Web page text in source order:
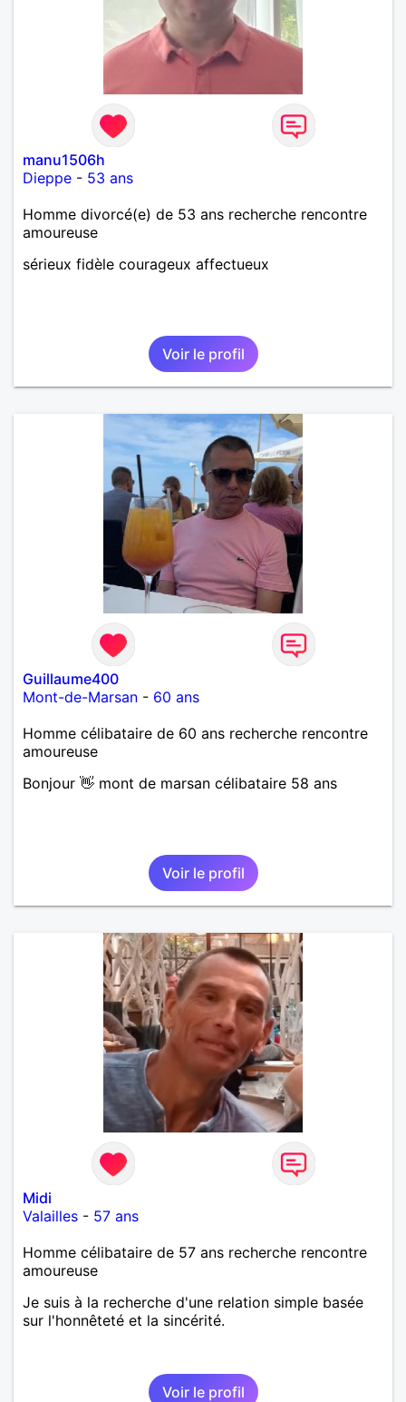
manu1506h
Dieppe - 53 ans
Homme divorcé(e) de 53 ans recherche rencontre
amoureuse
sérieux fidèle courageux affectueux
Voir le profil
Guillaume400
Mont-de-Marsan - 60 ans
Homme célibataire de 60 ans recherche rencontre
amoureuse
Bonjour 👋 mont de marsan célibataire 58 ans
Voir le profil
Midi
Valailles - 57 ans
Homme célibataire de 57 ans recherche rencontre
amoureuse
Je suis à la recherche d'une relation simple basée
sur l'honnêteté et la sincérité.
Voir le profil